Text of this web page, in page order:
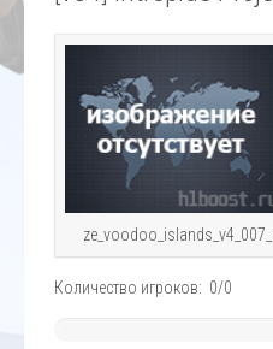
Количество игроков: 0/0